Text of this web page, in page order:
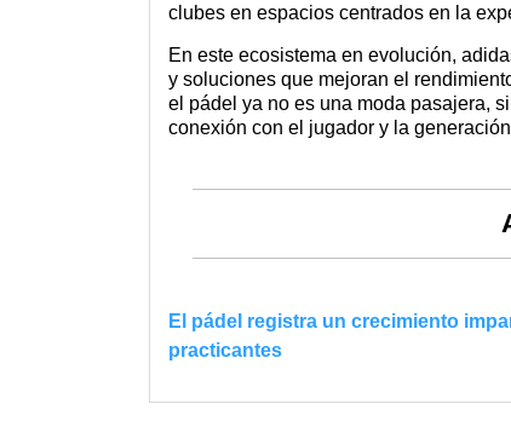
clubes en espacios centrados en la
En este ecosistema en evolución,
y soluciones que mejoran el
el pádel ya no es una moda pasajera,
conexión con el jugador y la
El pádel registra un crecimiento
practicantes